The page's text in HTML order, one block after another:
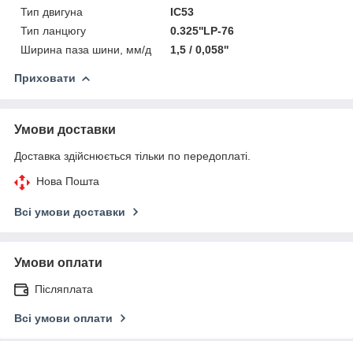
Тип двигуна
IC53
Тип ланцюгу
0.325''LP-76
Ширина паза шини, мм/д
1,5 / 0,058''
Приховати
Умови доставки
Доставка здійснюється тільки по передоплаті.
Нова Пошта
Всі умови доставки
Умови оплати
Післяплата
Всі умови оплати